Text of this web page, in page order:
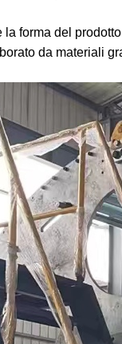
la forma del
da materiali